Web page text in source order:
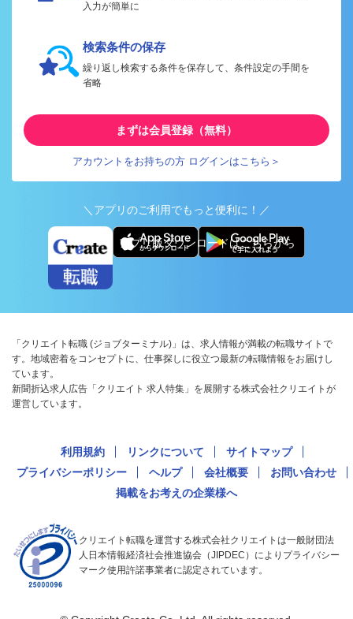
入力が簡単に
検索条件の保存
繰り返し検索する条件を保存して、条件設定の手間を
省略
まずは会員登録（無料）
アカウントをお持ちの方 ログインはこちら＞
＼アプリのご利用でもっと便利に！／
アプリ版ダウンロードはこちらから
「クリエイト転職 (ジョブターミナル)」は、求人情報が満載の転職サイトで
す。地域密着をコンセプトに、仕事探しに役立つ最新の転職情報をお届けし
ています。
新聞折込求人広告「クリエイト 求人特集」を展開する株式会社クリエイトが
運営しています。
利用規約 リンクについて
サイトマップ
プライバシーポリシー
ヘルプ 会社概要
お問い合わせ
掲載をお考えの企業様へ
クリエイト転職を運営する株式会社クリエイトは一般財団法
人日本情報経済社会推進協会（JIPDEC）によりプライバシー
マーク使用許諾事業者に認定されています。